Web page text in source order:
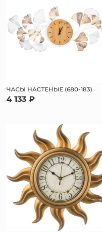
ЧАСЫ НАСТЕНЫЕ (680-183)
4 133 ₽